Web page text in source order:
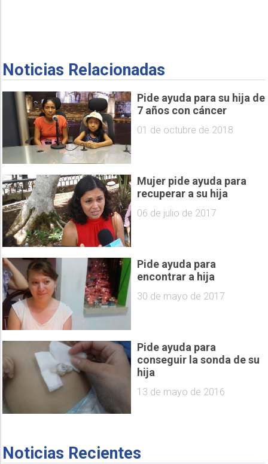
Noticias Relacionadas
Pide ayuda para su hija de
7 años con cáncer
01 de octubre de 2018
Mujer pide ayuda para
recuperar a su hija
06 de julio de 2017
Pide ayuda para
encontrar a hija
30 de mayo de 2017
Pide ayuda para
conseguir la sonda de su
hija
13 de mayo de 2016
Noticias Recientes